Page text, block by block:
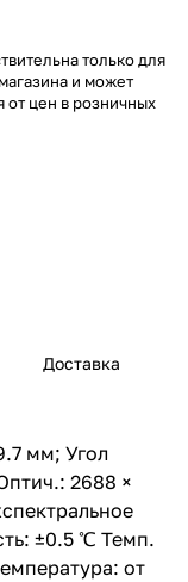
только для
и может
от цен в розничных
Доставка
мм; Угол
2688 ×
±0.5 ℃ Темп.
от